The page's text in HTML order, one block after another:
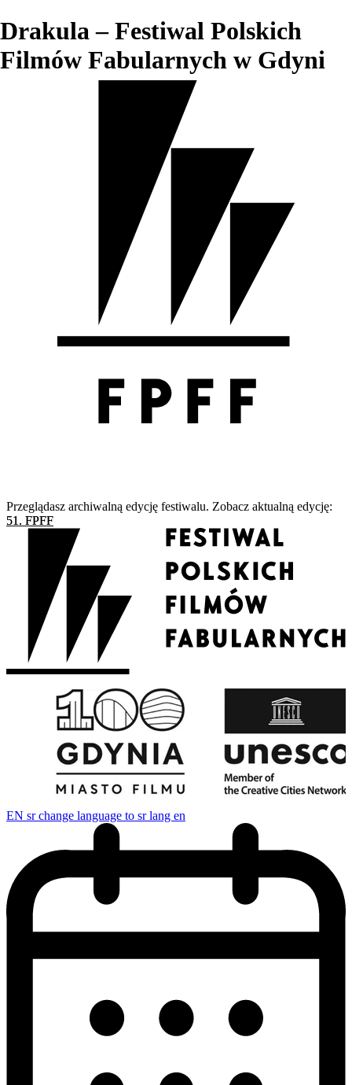
Drakula – Festiwal Polskich
Filmów Fabularnych w Gdyni
Przeglądasz archiwalną edycję festiwalu. Zobacz aktualną edycję:
51. FPFF
EN sr change language to sr lang en